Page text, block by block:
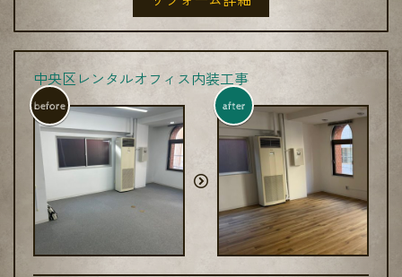
中央区レンタルオフィス内装工事
before after